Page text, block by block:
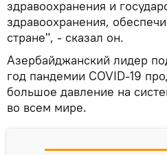
здравоохранения и
здравоохранения,
стране", - сказал он.
Азербайджанский лидер
год пандемии COVID-19
большое давление на
во всем мире.